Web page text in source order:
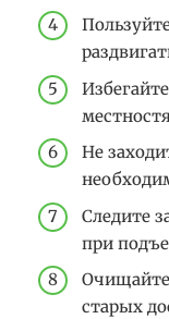
Не
Следите
при
старых